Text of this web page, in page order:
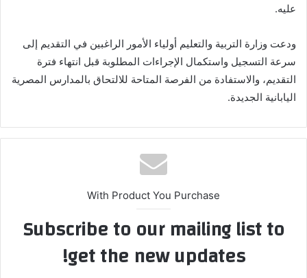
عليه.
ودعت وزارة التربية والتعليم أولياء الأمور الراغبين في التقديم إلى
سرعة التسجيل واستكمال الإجراءات المطلوبة قبل انتهاء فترة
التقديم، والاستفادة من الفرصة المتاحة للالتحاق بالمدارس المصرية
اليابانية الجديدة.
With Product You Purchase
Subscribe to our mailing list to
get the new updates!